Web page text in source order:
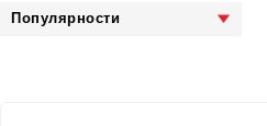
Популярности